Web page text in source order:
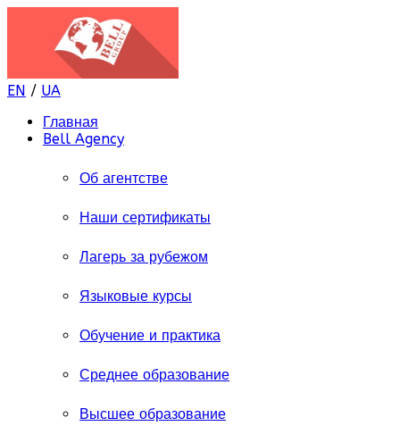
EN / UA
Главная
Bell Agency
Об агентстве
Наши сертификаты
Лагерь за рубежом
Языковые курсы
Обучение и практика
Среднее образование
Высшее образование